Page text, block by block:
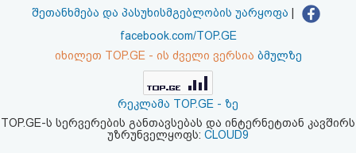
კოდი
სალიცენზიო
პასუხისმგებლობის
შეთანხმება და პასუხისმგებლობის უარყოფა
facebook.com/TOP.GE
იხილეთ TOP.GE - ის ძველი ვერსია ბმულზე
რეკლამა TOP.GE - ზე
TOP.GE-ს სერვერების განთავსებას და ინტერნეტთან კავშირს
უზრუნველყოფს: CLOUD9